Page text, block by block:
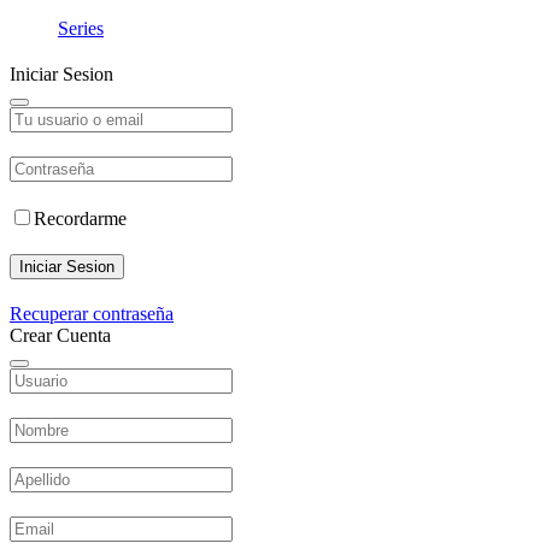
Series
Iniciar Sesion
Recordarme
Iniciar Sesion
Recuperar contraseña
Crear Cuenta